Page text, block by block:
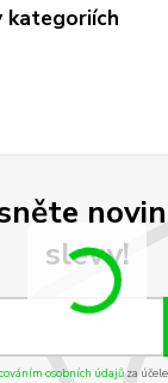
kategoriích
slevy!
osobních údajůza